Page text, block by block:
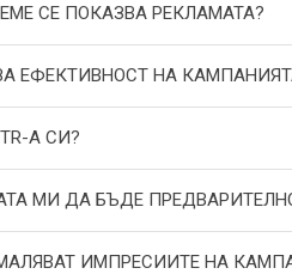
СЕ ПОКАЗВА РЕКЛАМАТА?
ЕФЕКТИВНОСТ НА
А СИ?
МИ ДА БЪДЕ
ИМПРЕСИИТЕ НА